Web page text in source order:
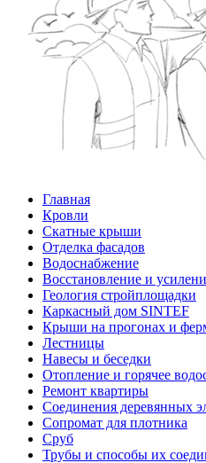
Главная
Кровли
Скатные крыши
Отделка фасадов
Водоснабжение
Восстановление и
Геология стройплощадки
Каркасный дом SINTEF
Крыши на прогонах и
Лестницы
Навесы и беседки
Отопление и горячее
Ремонт квартиры
Соединения деревянных
Сопромат для плотника
Сруб
Трубы и способы их